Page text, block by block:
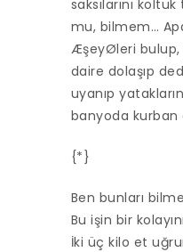
saksılarını
mu, bilmem…
ÆşeyØleri bulup,
daire dolaşıp
uyanıp
banyoda kurban
{*}
Ben bunları
Bu işin bir
İki üç kilo et